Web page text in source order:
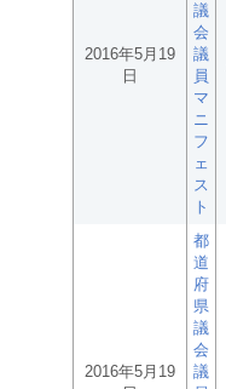
2016年5月19
日
議
会
議
員
マ
ニ
フ
ェ
ス
ト
2016年5月19
都
道
府
県
議
会
議